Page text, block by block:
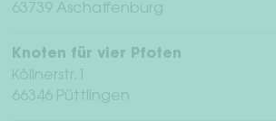
63739 Aschaffenburg
Knoten für vier Pfoten
Köllnerstr.1
66346 Püttlingen